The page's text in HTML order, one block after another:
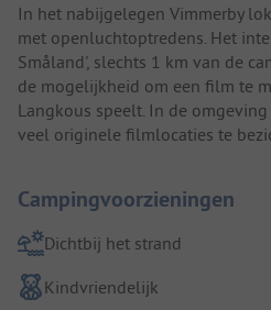
In het nabijgelegen Vimmerby
met openluchtoptredens. Het
Småland', slechts 1 km van de
de mogelijkheid om een film te
Langkous speelt. In de
veel originele filmlocaties te
Campingvoorzieningen
Dichtbij het strand
Kindvriendelijk